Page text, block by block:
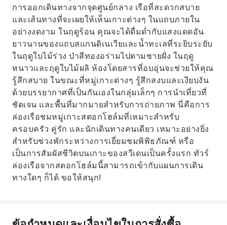
การออกเดินทางจากจุดศูนย์กลาง เรือที่สะดวกสบาย
และเส้นทางที่จะเผยให้เห็นเกาะต่างๆ ในแถบภายใน
อย่างงดงาม ในฤดูร้อน คุณจะได้ดื่มด่ำกับแสงแดดอัน
ยาวนานของแถบสแกนดิเนเวียและน้ำทะเลที่ระยิบระยับ
ในฤดูใบไม้ร่วง ป่าสีทองอร่ามไปตามชายฝั่ง ในฤดู
หนาวและฤดูใบไม้ผลิ ห้องโดยสารที่อบอุ่นจะช่วยให้คุณ
รู้สึกสบาย ในขณะที่หมู่เกาะต่างๆ รู้สึกสงบและเงียบงัน
ด้วยบรรยากาศที่เป็นกันเองในกลุ่มเล็กๆ การนำเที่ยวที่
ชัดเจน และพื้นที่มากมายสำหรับการถ่ายภาพ นี่คือการ
ล่องเรือชมหมู่เกาะสตอกโฮล์มที่เหมาะสำหรับ
ครอบครัว คู่รัก และนักเดินทางคนเดียว เหมาะอย่างยิ่ง
สำหรับช่วงพักระหว่างการเยี่ยมชมพิพิธภัณฑ์ หรือ
เป็นการสัมผัสชีวิตบนเกาะของสวีเดนเป็นครั้งแรก ทัวร์
ล่องเรือจากสตอกโฮล์มนี้สามารถเข้ากับแผนการเดิน
ทางใดๆ ก็ได้ ขอให้สนุก!